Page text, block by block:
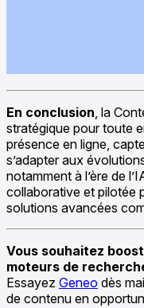
En conclusion, la
stratégique pour toute
présence en ligne,
s’adapter aux
notamment à l’ère de
collaborative et pilotée
solutions avancées
Vous souhaitez
moteurs de
Essayez Geneo dès
de contenu en